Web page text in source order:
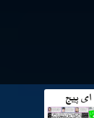
ای پیج